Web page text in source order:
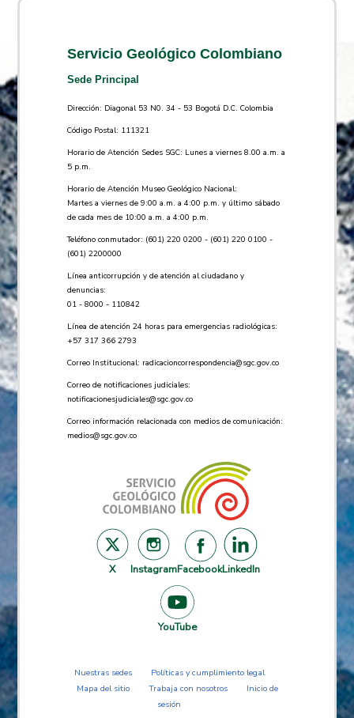
Servicio Geológico Colombiano
Sede Principal
Dirección: Diagonal 53 N0. 34 - 53 Bogotá D.C. Colombia
Código Postal: 111321
Horario de Atención Sedes SGC: Lunes a viernes 8.00 a.m. a
5 p.m.
Horario de Atención Museo Geológico Nacional:
Martes a viernes de 9:00 a.m. a 4:00 p.m. y último sábado
de cada mes de 10:00 a.m. a 4:00 p.m.
Teléfono conmutador: (601) 220 0200 - (601) 220 0100 -
(601) 2200000
Línea anticorrupción y de atención al ciudadano y
denuncias:
01 - 8000 - 110842
Línea de atención 24 horas para emergencias radiológicas:
+57 ​317 366 2793
Correo Institucional: radicacioncorrespondencia@sgc.gov.co
Correo de notificaciones judiciales:
notificacionesjudiciales@sgc.gov.co
Correo información relacionada con medios de comunicación:
medios@sgc.gov.co
X InstagramFacebookLinkedIn
YouTube
Nuestras sedes
Políticas y cumplimiento legal
Mapa del sitio
Trabaja con nosotros
Inicio de
sesión